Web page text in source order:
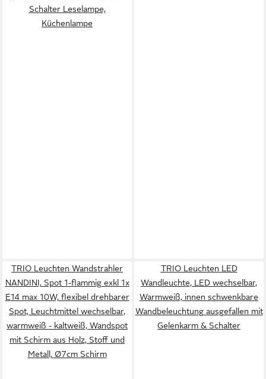
Schalter Leselampe,
Küchenlampe
TRIO Leuchten Wandstrahler
NANDINI, Spot 1-flammig exkl 1x
E14 max 10W, flexibel drehbarer
Spot, Leuchtmittel wechselbar,
warmweiß - kaltweiß, Wandspot
mit Schirm aus Holz, Stoff und
Metall, Ø7cm Schirm
TRIO Leuchten LED
Wandleuchte, LED wechselbar,
Warmweiß, innen schwenkbare
Wandbeleuchtung ausgefallen mit
Gelenkarm & Schalter